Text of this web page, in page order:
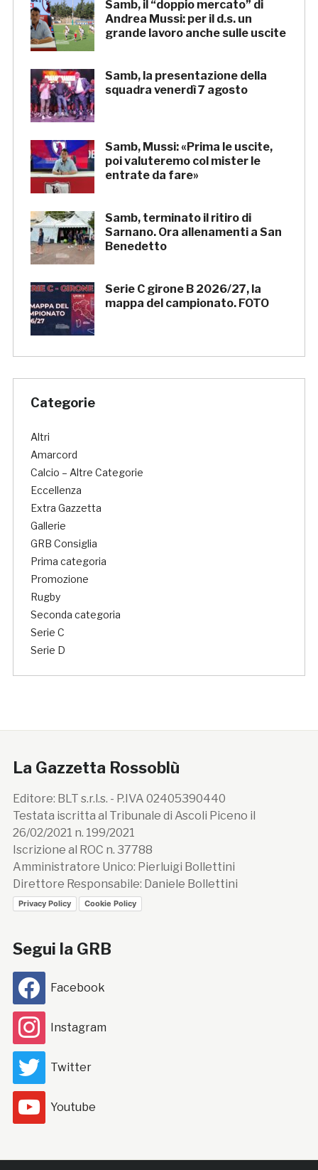
Samb, il “doppio mercato” di
Andrea Mussi: per il d.s. un
grande lavoro anche sulle uscite
Samb, la presentazione della
squadra venerdì 7 agosto
Samb, Mussi: «Prima le uscite,
poi valuteremo col mister le
entrate da fare»
Samb, terminato il ritiro di
Sarnano. Ora allenamenti a San
Benedetto
Serie C girone B 2026/27, la
mappa del campionato. FOTO
Categorie
Altri
Amarcord
Calcio – Altre Categorie
Eccellenza
Extra Gazzetta
Gallerie
GRB Consiglia
Prima categoria
Promozione
Rugby
Seconda categoria
Serie C
Serie D
La Gazzetta Rossoblù
Editore: BLT s.r.l.s. - P.IVA 02405390440
Testata iscritta al Tribunale di Ascoli Piceno il
26/02/2021 n. 199/2021
Iscrizione al ROC n. 37788
Amministratore Unico: Pierluigi Bollettini
Direttore Responsabile: Daniele Bollettini
Privacy Policy Cookie Policy
Segui la GRB
Facebook
Instagram
Twitter
Youtube